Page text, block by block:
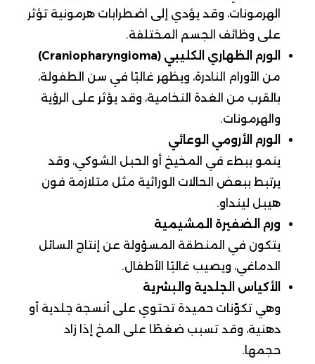
الهرمونات، وقد يؤدي إلى اضطرابات هرمونية تؤثر
على وظائف الجسم المختلفة.
الورم الظهاري الكليبي (Craniopharyngioma)
من الأورام النادرة، ويظهر غالبًا في سن الطفولة،
بالقرب من الغدة النخامية، وقد يؤثر على الرؤية
والهرمونات.
الورم الأرومي الوعائي
ينمو ببطء في المخيخ أو الحبل الشوكي، وقد
يرتبط ببعض الحالات الوراثية مثل متلازمة فون
هيبل لينداو.
ورم الضفيرة المشيمية
يتكون في المنطقة المسؤولة عن إنتاج السائل
الدماغي، ويصيب غالبًا الأطفال.
الأكياس الجلدية والبشرية
وهي تكوّنات حميدة تحتوي على أنسجة جلدية أو
دهنية، وقد تسبب ضغطًا على المخ إذا زاد
حجمها.